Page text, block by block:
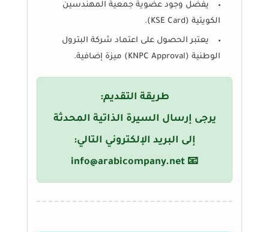
يفضل وجود عضوية جمعية المهندسين
الكويتية (KSE Card).
يعتبر الحصول على اعتماد شركة البترول
الوطنية (KNPC Approval) ميزة إضافية.
طريقة التقديم:
يرجى إرسال السيرة الذاتية المحدثة
إلى البريد الإلكتروني التالي:
📧
info@arabicompany.net